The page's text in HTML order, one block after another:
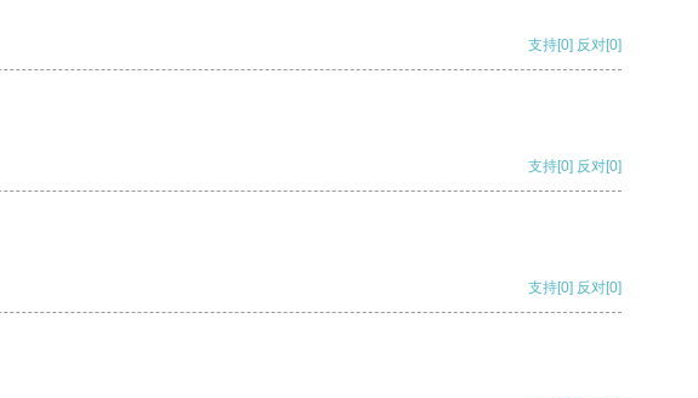
支持[0] 反对[0]
支持[0] 反对[0]
支持[0] 反对[0]